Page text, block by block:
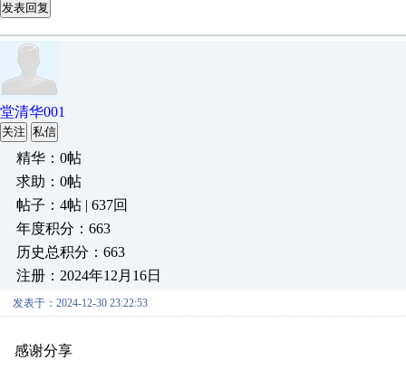
发表回复
堂清华001
关注 私信
精华：0帖
求助：0帖
帖子：4帖 | 637回
年度积分：663
历史总积分：663
注册：2024年12月16日
发表于：2024-12-30 23:22:53
感谢分享